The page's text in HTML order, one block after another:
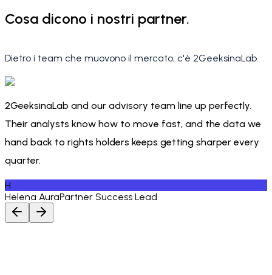
Cosa dicono i nostri partner.
Dietro i team che muovono il mercato, c'è 2GeeksinaLab.
2GeeksinaLab and our advisory team line up perfectly.
Their analysts know how to move fast, and the data we
hand back to rights holders keeps getting sharper every
quarter.
H
Helena AuraPartner Success Lead